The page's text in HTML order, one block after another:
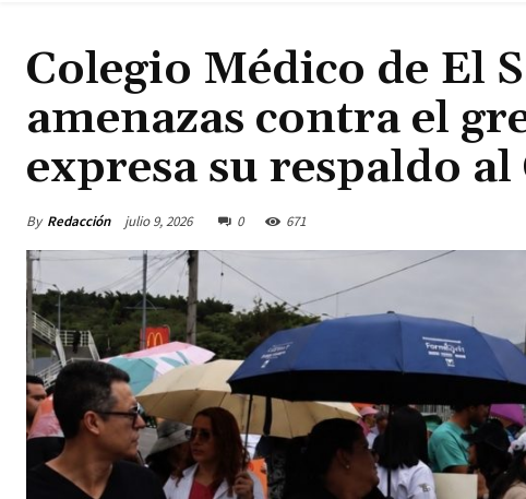
Colegio Médico de El
amenazas contra el
expresa su respaldo
By Redacción julio 9, 2026 0 671